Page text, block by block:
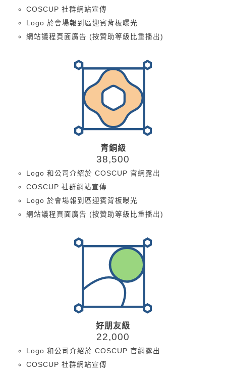
COSCUP 社群網站宣傳
Logo 於會場報到區迎賓背板曝光
網站議程頁面廣告 (按贊助等級比重播出)
青銅級
38,500
Logo 和公司介紹於 COSCUP 官網露出
COSCUP 社群網站宣傳
Logo 於會場報到區迎賓背板曝光
網站議程頁面廣告 (按贊助等級比重播出)
好朋友級
22,000
Logo 和公司介紹於 COSCUP 官網露出
COSCUP 社群網站宣傳